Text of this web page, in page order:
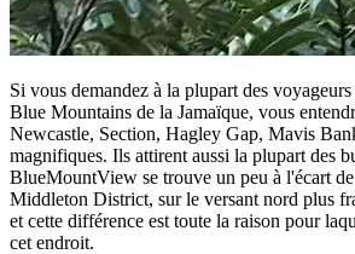
Si vous demandez à la plupart des
Blue Mountains de la Jamaïque, vous
Newcastle, Section, Hagley Gap, Mavis
magnifiques. Ils attirent aussi la plupart des
BlueMountView se trouve un peu à l'écart
Middleton District, sur le versant nord plus
et cette différence est toute la raison pour
cet endroit.